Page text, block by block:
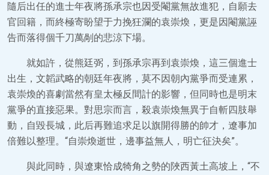
隨后出任的進士年夜將孫承宗也因受閹黨無故進犯，自願去
官回籍，而終極寄盼望于力挽狂瀾的袁崇煥，更是因閹黨誣
告而落得個千刀萬剮的悲涼下場。
就如許，從熊廷弼，到孫承宗再到袁崇煥，這三個進士
出生，文韜武略的朝廷年夜將，莫不因朝內黨爭而受連累，
袁崇煥的喜劇當然有皇太極反間計的影響，但同時也是明末
黨爭的直接惡果。對思宗而言，殺袁崇煥無異于自斬四肢舉
動，自毀長城，此后再難追求足以旗開得勝的帥才，遼事加
倍難以整理。“自崇煥逝世，邊事益無人，明亡征決矣”。
與此同時，與遼東恰成犄角之勢的陜西黃土高坡上，“不